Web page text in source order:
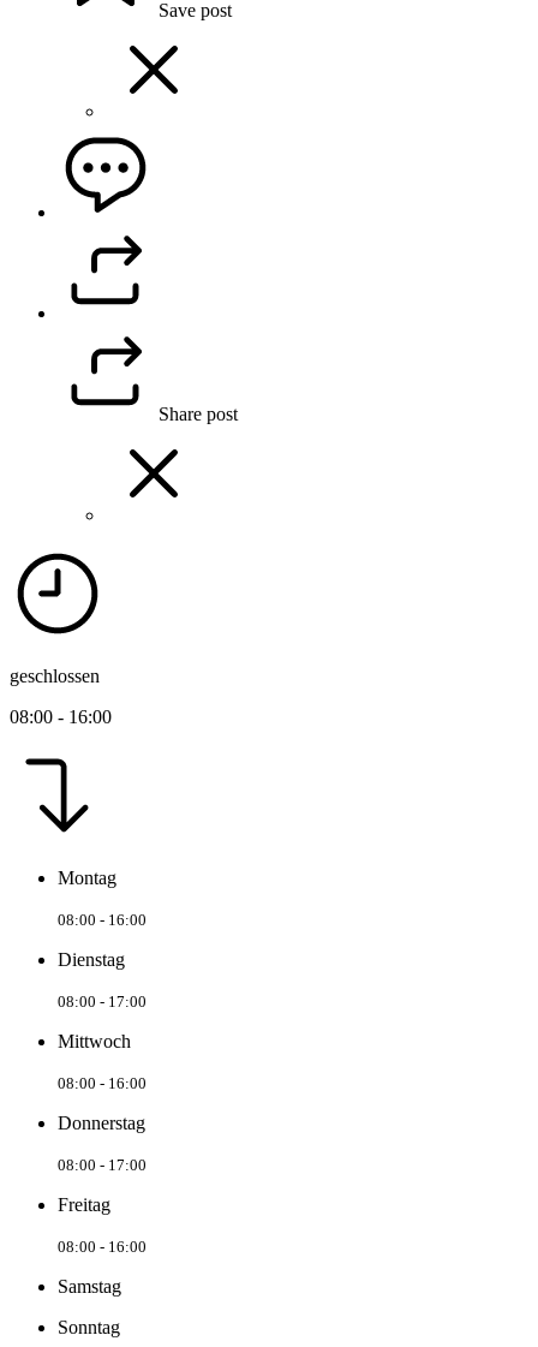
Save post
Share post
geschlossen
08:00 - 16:00
Montag
08:00 - 16:00
Dienstag
08:00 - 17:00
Mittwoch
08:00 - 16:00
Donnerstag
08:00 - 17:00
Freitag
08:00 - 16:00
Samstag
Sonntag